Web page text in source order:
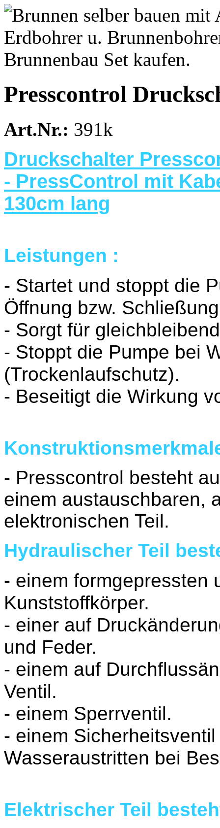
Presscontrol
Art.Nr.: 391k
Druckschalter
- PressControl mit
130cm lang
Leistungen :
- Startet und stoppt die
Öffnung bzw.
- Sorgt für
- Stoppt die Pumpe bei
(Trockenlaufschutz).
- Beseitigt die Wirkung
- Presscontrol besteht
einem austauschbaren,
elektronischen Teil.
Hydraulischer Teil
- einem formgepressten
Kunststoffkörper.
- einer auf
und Feder.
- einem auf
Ventil.
- einem Sperrventil.
- einem
Wasseraustritten bei
Elektrischer Teil